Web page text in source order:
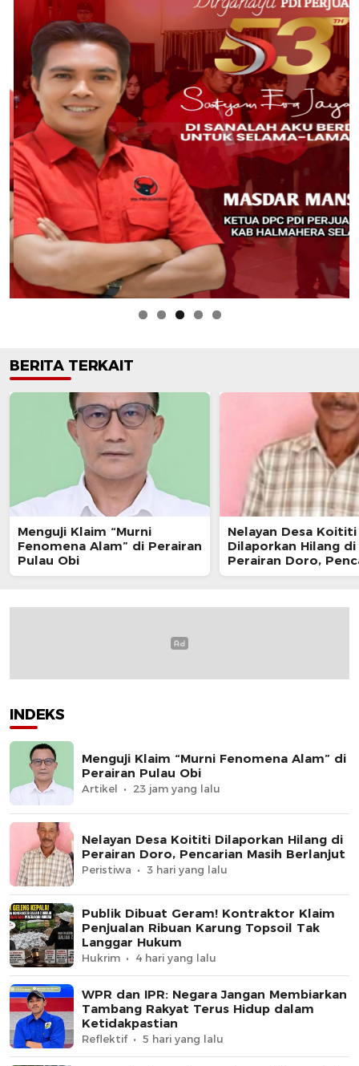
BERITA TERKAIT
Menguji Klaim “Murni
Fenomena Alam” di Perairan
Pulau Obi
Nelayan Desa Koititi
Dilaporkan Hilang di
Perairan Doro,
Masih Berlanjut
INDEKS
Menguji Klaim “Murni Fenomena Alam” di
Perairan Pulau Obi
Artikel 23 jam yang lalu
Nelayan Desa Koititi Dilaporkan Hilang di
Perairan Doro, Pencarian Masih Berlanjut
Peristiwa 3 hari yang lalu
Publik Dibuat Geram! Kontraktor Klaim
Penjualan Ribuan Karung Topsoil Tak
Langgar Hukum
Hukrim 4 hari yang lalu
WPR dan IPR: Negara Jangan Membiarkan
Tambang Rakyat Terus Hidup dalam
Ketidakpastian
Reflektif 5 hari yang lalu